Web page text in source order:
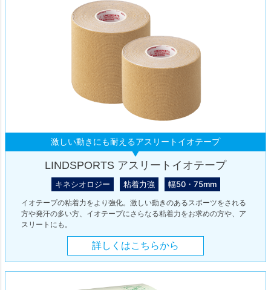
激しい動きにも耐えるアスリートイオテープ
LINDSPORTS アスリートイオテープ
キネシオロジー 粘着力強 幅50・75mm
イオテープの粘着力をより強化。激しい動きのあるスポーツをされる
方や発汗の多い方、イオテープにさらなる粘着力をお求めの方や、ア
スリートにも。
詳しくはこちらから